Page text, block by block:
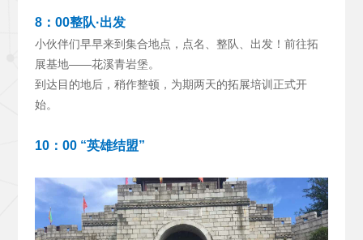
8：00整队·出发
小伙伴们早早来到集合地点，点名、整队、出发！前往拓
展基地——花溪青岩堡。
到达目的地后，稍作整顿，为期两天的拓展培训正式开
始。
10：00 “英雄结盟”